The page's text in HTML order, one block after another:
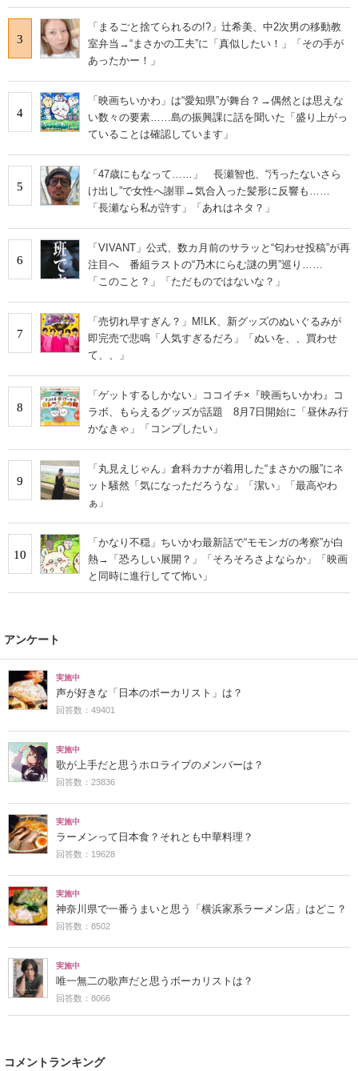
3
「まるごと捨てられるの!?」辻希美、中2次男の移動教
室弁当→“まさかの工夫”に「真似したい！」「その手が
あったかー！」
4
「映画ちいかわ」は“愛知県”が舞台？→偶然とは思えな
い数々の要素……島の振興課に話を聞いた「盛り上がっ
ていることは確認しています」
5
「47歳にもなって……」 長瀬智也、“汚ったないさら
け出し”で女性へ謝罪→気合入った髪形に反響も……
「長瀬なら私が許す」「あれはネタ？」
6
「VIVANT」公式、数カ月前のサラッと“匂わせ投稿”が再
注目へ 番組ラストの“乃木にらむ謎の男”巡り……
「このこと？」「ただものではないな？」
7
「売切れ早すぎん？」M!LK、新グッズのぬいぐるみが
即完売で悲鳴「人気すぎるだろ」「ぬいを、、買わせ
て、、」
8
「ゲットするしかない」ココイチ×『映画ちいかわ』コ
ラボ、もらえるグッズが話題 8月7日開始に「昼休み行
かなきゃ」「コンプしたい」
9
「丸見えじゃん」倉科カナが着用した“まさかの服”にネ
ット騒然「気になっただろうな」「潔い」「最高やわ
ぁ」
10
「かなり不穏」ちいかわ最新話で“モモンガの考察”が白
熱→「恐ろしい展開？」「そろそろさよならか」「映画
と同時に進行してて怖い」
アンケート
実施中
声が好きな「日本のボーカリスト」は？
回答数：49401
実施中
歌が上手だと思うホロライブのメンバーは？
回答数：23836
実施中
ラーメンって日本食？それとも中華料理？
回答数：19628
実施中
神奈川県で一番うまいと思う「横浜家系ラーメン店」はどこ？
回答数：8502
実施中
唯一無二の歌声だと思うボーカリストは？
回答数：8066
コメントランキング